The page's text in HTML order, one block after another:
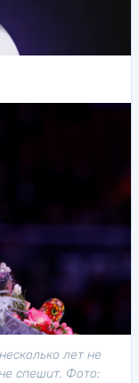
лет не
спешит. Фото: